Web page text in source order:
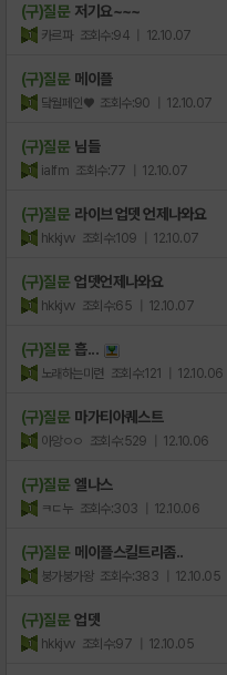
(구)질문 저기요~~~
카르파 조회수:94 | 12.10.07
(구)질문 메이플
닼월페인♥ 조회수:90 | 12.10.07
(구)질문 님들
ialfm 조회수:77 | 12.10.07
(구)질문 라이브 업뎃 언제나와요
hkkjvv 조회수:109 | 12.10.07
(구)질문 업뎃언제나와요
hkkjvv 조회수:65 | 12.10.07
(구)질문 흡...
노래하는미련 조회수:121 | 12.10.06
(구)질문 마가티아퀘스트
아앙ㅇㅇ 조회수:529 | 12.10.06
(구)질문 엘나스
ㅋㄷ누 조회수:303 | 12.10.06
(구)질문 메이플스킬트리좀..
붕가붕가왕 조회수:383 | 12.10.05
(구)질문 업뎃
hkkjvv 조회수:97 | 12.10.05